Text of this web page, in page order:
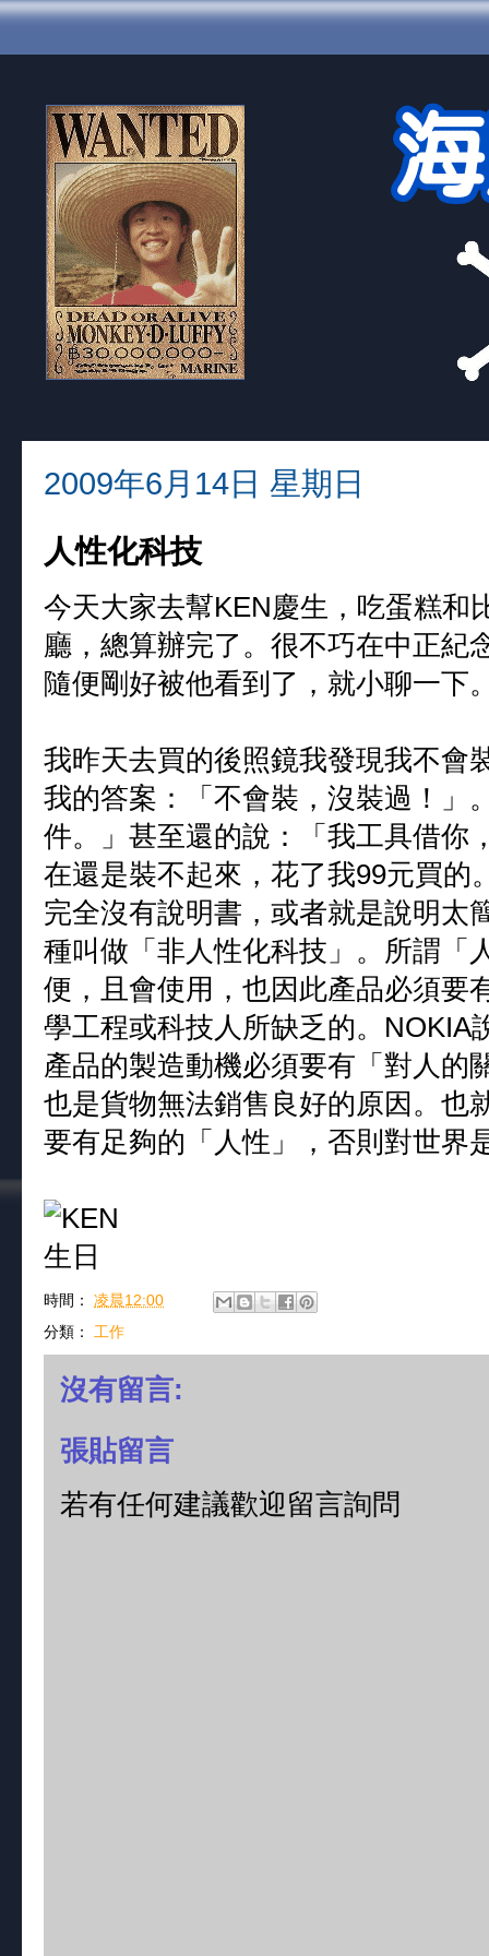
2009年6月14日 星期日
人性化科技
今天大家去幫KEN慶生，吃蛋糕和
廳，總算辦完了。很不巧在中正紀
隨便剛好被他看到了，就小聊一下
我昨天去買的後照鏡我發現我不會
我的答案：「不會裝，沒裝過！」
件。」甚至還的說：「我工具借你
在還是裝不起來，花了我99元買的
完全沒有說明書，或者就是說明太
種叫做「非人性化科技」。所謂「
便，且會使用，也因此產品必須要
學工程或科技人所缺乏的。NOKIA
產品的製造動機必須要有「對人的
也是貨物無法銷售良好的原因。也
要有足夠的「人性」，否則對世界
時間： 凌晨12:00
分類： 工作
沒有留言:
張貼留言
若有任何建議歡迎留言詢問